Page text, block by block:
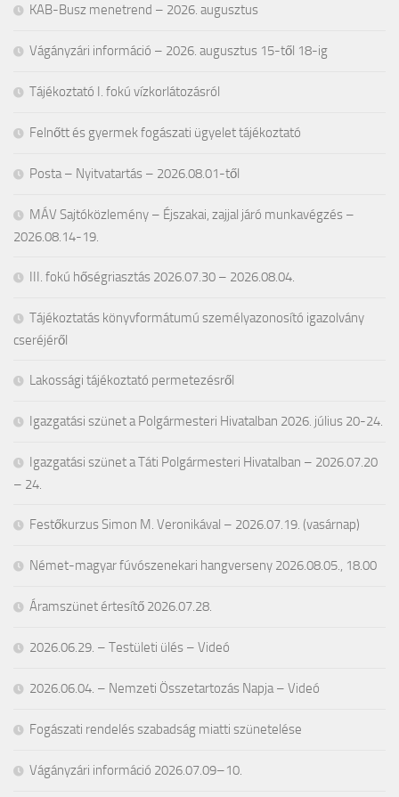
KAB-Busz menetrend – 2026. augusztus
Vágányzári információ – 2026. augusztus 15-től 18-ig
Tájékoztató I. fokú vízkorlátozásról
Felnőtt és gyermek fogászati ügyelet tájékoztató
Posta – Nyitvatartás – 2026.08.01-től
MÁV Sajtóközlemény – Éjszakai, zajjal járó munkavégzés –
2026.08.14-19.
III. fokú hőségriasztás 2026.07.30 – 2026.08.04.
Tájékoztatás könyvformátumú személyazonosító igazolvány
cseréjéről
Lakossági tájékoztató permetezésről
Igazgatási szünet a Polgármesteri Hivatalban 2026. július 20-24.
Igazgatási szünet a Táti Polgármesteri Hivatalban – 2026.07.20
– 24.
Festőkurzus Simon M. Veronikával – 2026.07.19. (vasárnap)
Német-magyar fúvószenekari hangverseny 2026.08.05., 18.00
Áramszünet értesítő 2026.07.28.
2026.06.29. – Testületi ülés – Videó
2026.06.04. – Nemzeti Összetartozás Napja – Videó
Fogászati rendelés szabadság miatti szünetelése
Vágányzári információ 2026.07.09–10.